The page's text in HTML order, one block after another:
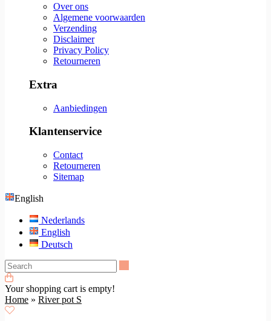
Over ons
Algemene voorwaarden
Verzending
Disclaimer
Privacy Policy
Retourneren
Extra
Aanbiedingen
Klantenservice
Contact
Retourneren
Sitemap
English
Nederlands
English
Deutsch
Your shopping cart is empty!
Home » River pot S